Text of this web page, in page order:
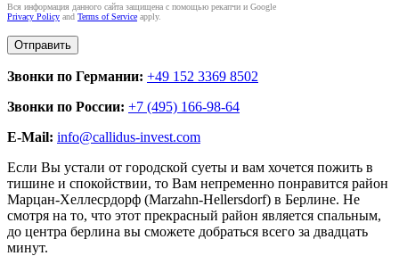
Вся информация данного сайта защищена с помощью рекапчи и Google
Privacy Policy and Terms of Service apply.
Звонки по Германии: +49 152 3369 8502
Звонки по России: +7 (495) 166-98-64
E-Mail: info@callidus-invest.com
Если Вы устали от городской суеты и вам хочется пожить в
тишине и спокойствии, то Вам непременно понравится район
Марцан-Хеллесрдорф (Marzahn-Hellersdorf) в Берлине. Не
смотря на то, что этот прекрасный район является спальным,
до центра берлина вы сможете добраться всего за двадцать
минут.